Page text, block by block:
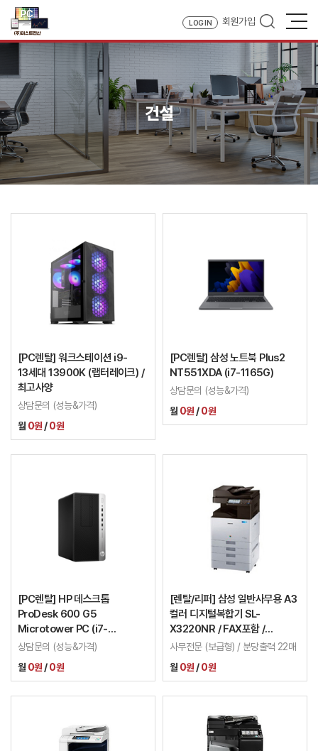
LOG IN 회원가입
건설
[PC렌탈] 워크스테이션 i9-
13세대 13900K (랩터레이크) /
최고사양
상담문의 (성능&가격)
월 0원 /0원
[PC렌탈] 삼성 노트북 Plus2
NT551XDA (i7-1165G)
상담문의 (성능&가격)
월 0원 /0원
[PC렌탈] HP 데스크톱
ProDesk 600 G5
Microtower PC (i7-
9700/3.0G)
상담문의 (성능&가격)
월 0원 /0원
[렌탈/리퍼] 삼성 일반사무용 A3
컬러 디지털복합기 SL-
X3220NR / FAX포함 /
보증금20만 / 이월카운터
사무전문 (보급형) / 분당출력 22매
월 0원 /0원